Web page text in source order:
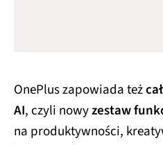
OnePlus zapowiada też
AI, czyli nowyzestaw
na produktywności,